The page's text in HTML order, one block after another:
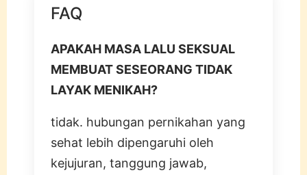
FAQ
APAKAH MASA LALU SEKSUAL
MEMBUAT SESEORANG TIDAK
LAYAK MENIKAH?
tidak. hubungan pernikahan yang
sehat lebih dipengaruhi oleh
kejujuran, tanggung jawab,